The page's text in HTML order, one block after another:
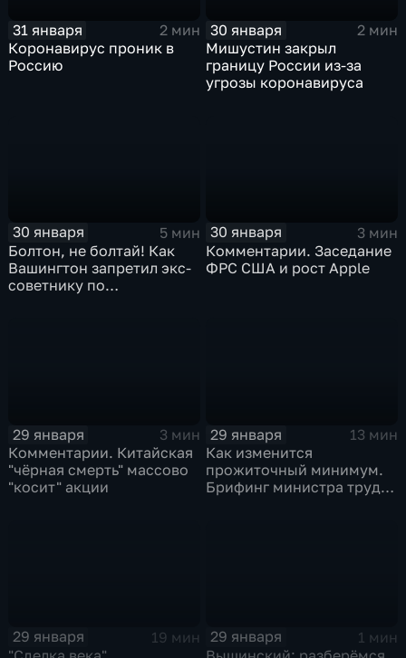
31 января
2 мин
Коронавирус проник в
Россию
30 января
2 мин
Мишустин закрыл
границу России из-за
угрозы коронавируса
30 января
5 мин
Болтон, не болтай! Как
Вашингтон запретил экс-
советнику по
30 января
3 мин
Комментарии. Заседание
ФРС США и рост Apple
29 января
3 мин
Комментарии. Китайская
"чёрная смерть" массово
"косит" акции
29 января
13 мин
Как изменится
прожиточный минимум.
Брифинг министра труда
29 января
19 мин
29 января
1 мин